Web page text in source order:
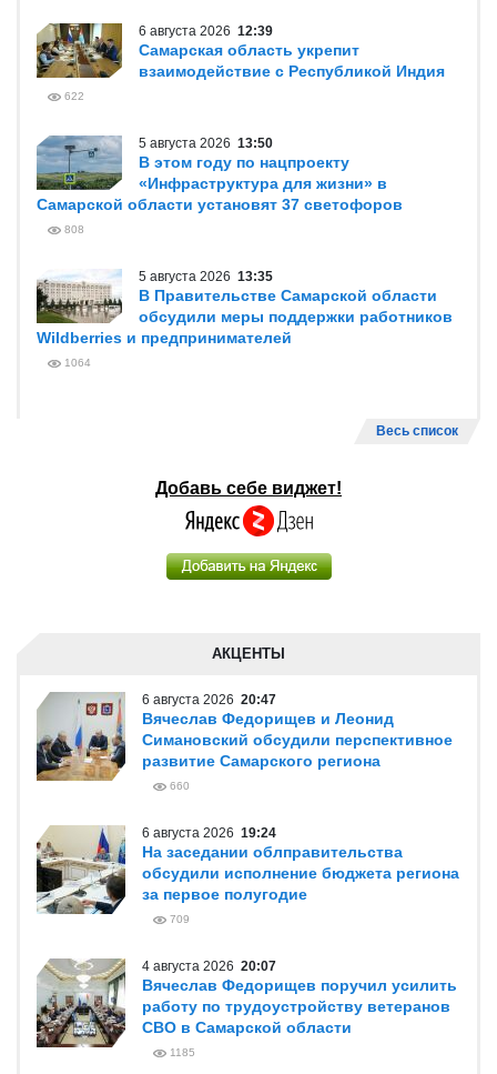
6 августа 2026 12:39
Самарская область укрепит
взаимодействие с Республикой Индия
622
5 августа 2026 13:50
В этом году по нацпроекту
«Инфраструктура для жизни» в
Самарской области установят 37 светофоров
808
5 августа 2026 13:35
В Правительстве Самарской области
обсудили меры поддержки работников
Wildberries и предпринимателей
1064
Весь список
Добавь себе виджет!
АКЦЕНТЫ
6 августа 2026 20:47
Вячеслав Федорищев и Леонид
Симановский обсудили перспективное
развитие Самарского региона
660
6 августа 2026 19:24
На заседании облправительства
обсудили исполнение бюджета региона
за первое полугодие
709
4 августа 2026 20:07
Вячеслав Федорищев поручил усилить
работу по трудоустройству ветеранов
СВО в Самарской области
1185